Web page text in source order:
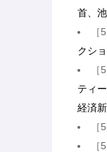
首、
クシ
ティ
経済
［